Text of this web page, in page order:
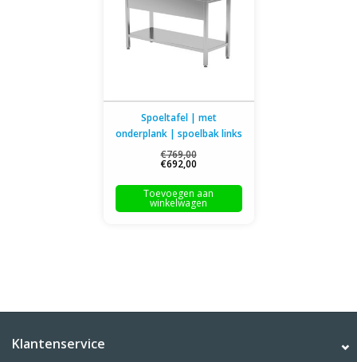
Spoeltafel | met
onderplank | spoelbak links
| 800-1900mm breed | 600
of 700mm diep
€769,00
€692,00
Toevoegen aan
winkelwagen
Klantenservice